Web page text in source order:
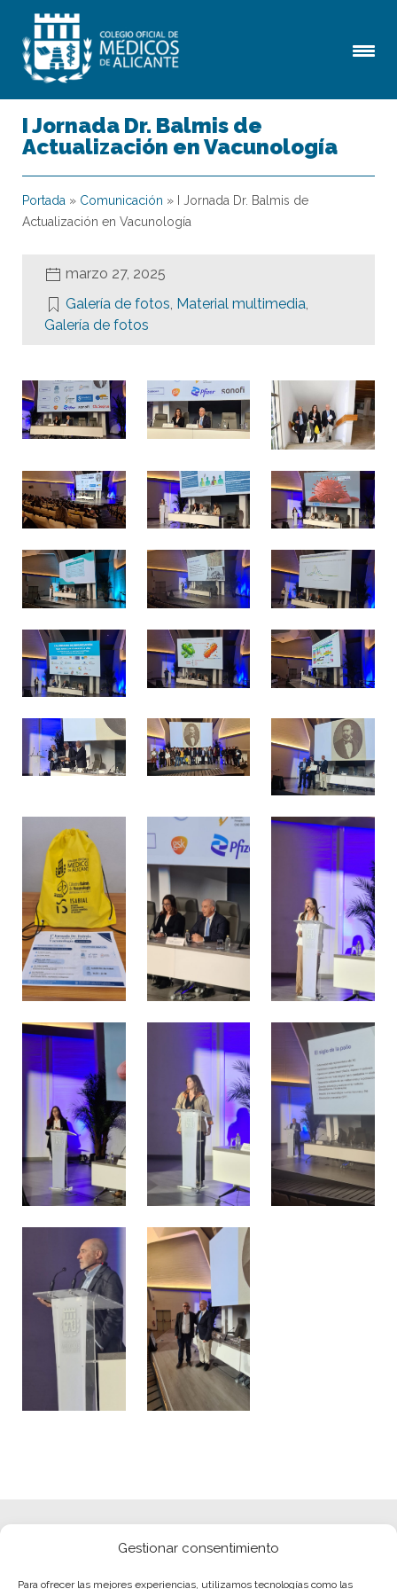
Gestionar consentimiento
Para ofrecer las mejores experiencias, utilizamos tecnologías como las
I Jornada Dr. Balmis de
Actualización en Vacunología
Portada » Comunicación »
I Jornada Dr. Balmis de
Actualización en Vacunología
marzo 27, 2025
Galería de fotos, Material multimedia,
Galería de fotos